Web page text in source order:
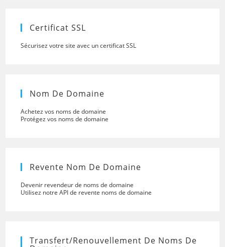
Certificat SSL
Sécurisez votre site avec un certificat SSL
Nom De Domaine
Achetez vos noms de domaine
Protégez vos noms de domaine
Revente Nom De Domaine
Devenir revendeur de noms de domaine
Utilisez notre API de revente noms de domaine
Transfert/renouvellement De Noms De